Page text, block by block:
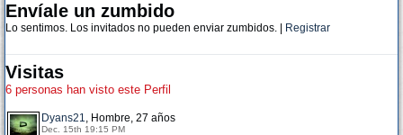
Envíale un zumbido
Lo sentimos. Los invitados no pueden enviar zumbidos. | Registrar
Visitas
6 personas han visto este Perfil
Dyans21, Hombre, 27 años
Dec. 15th 19:15 PM